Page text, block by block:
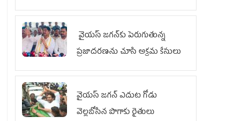
వైయ‌స్ జగన్‌కు పెరుగుతున్న
ప్రజాదరణను చూసి అక్రమ కేసులు
వైయ‌స్‌ జగన్ ఎదుట గోడు
వెల్లబోసిన పొగాకు రైతులు